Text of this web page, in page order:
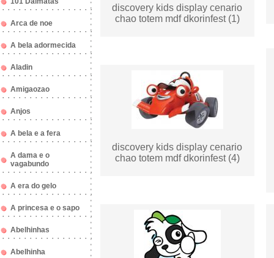
Arca de noe
A bela adormecida
Aladin
Amigaozao
Anjos
A bela e a fera
A dama e o
vagabundo
A era do gelo
A princesa e o sapo
Abelhinhas
Abelhinha
discovery kids display cenario
chao totem mdf dkorinfest (1)
discovery kids display cenario
chao totem mdf dkorinfest (4)